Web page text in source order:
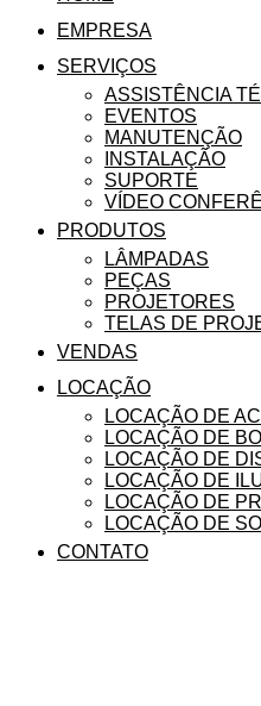
EMPRESA
SERVIÇOS
ASSISTÊNCIA
EVENTOS
MANUTENÇÃO
INSTALAÇÃO
SUPORTE
VÍDEO
PRODUTOS
LÂMPADAS
PEÇAS
PROJETORES
TELAS DE
VENDAS
LOCAÇÃO
LOCAÇÃO DE
LOCAÇÃO DE
LOCAÇÃO DE
LOCAÇÃO DE
LOCAÇÃO DE
LOCAÇÃO DE
CONTATO